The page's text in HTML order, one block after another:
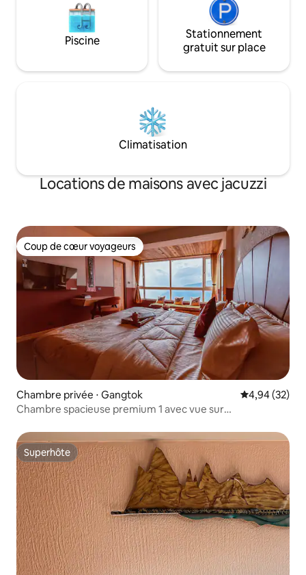
de votre escapade.
Piscine
Stationnement
gratuit sur place
Climatisation
Locations de maisons avec jacuzzi
Coup de cœur voyageurs
Coup de cœur voyageurs
Chambre privée ⋅ Gangtok Évaluation
4,94 (32)
Chambre spacieuse premium 1 avec vue sur
Superhôte
Superhôte